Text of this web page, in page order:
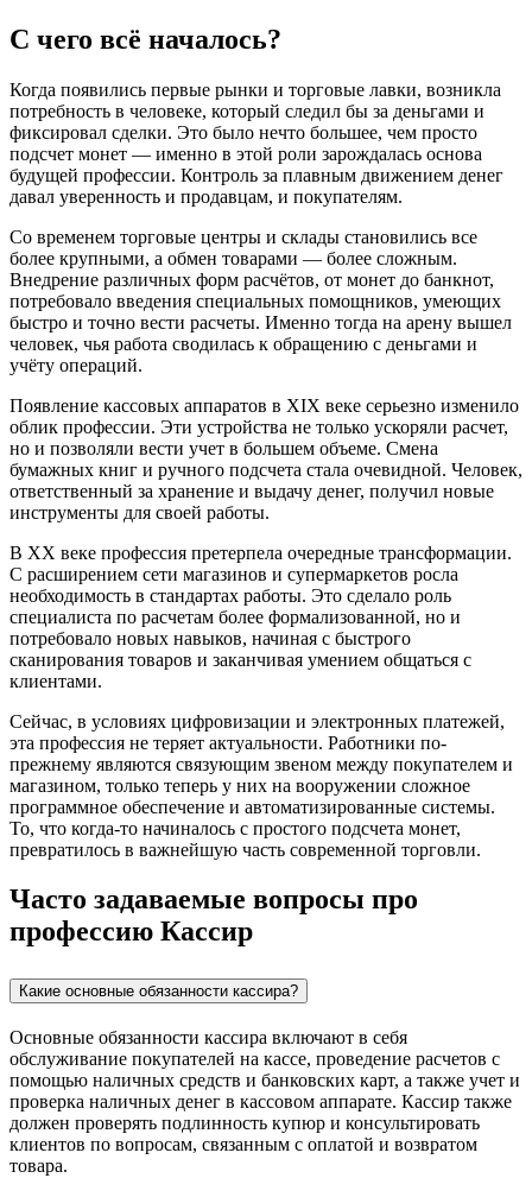
С чего всё началось?
Когда появились первые рынки и торговые лавки, возникла
потребность в человеке, который следил бы за деньгами и
фиксировал сделки. Это было нечто большее, чем просто
подсчет монет — именно в этой роли зарождалась основа
будущей профессии. Контроль за плавным движением денег
давал уверенность и продавцам, и покупателям.
Со временем торговые центры и склады становились все
более крупными, а обмен товарами — более сложным.
Внедрение различных форм расчётов, от монет до банкнот,
потребовало введения специальных помощников, умеющих
быстро и точно вести расчеты. Именно тогда на арену вышел
человек, чья работа сводилась к обращению с деньгами и
учёту операций.
Появление кассовых аппаратов в XIX веке серьезно изменило
облик профессии. Эти устройства не только ускоряли расчет,
но и позволяли вести учет в большем объеме. Смена
бумажных книг и ручного подсчета стала очевидной. Человек,
ответственный за хранение и выдачу денег, получил новые
инструменты для своей работы.
В ХХ веке профессия претерпела очередные трансформации.
С расширением сети магазинов и супермаркетов росла
необходимость в стандартах работы. Это сделало роль
специалиста по расчетам более формализованной, но и
потребовало новых навыков, начиная с быстрого
сканирования товаров и заканчивая умением общаться с
клиентами.
Сейчас, в условиях цифровизации и электронных платежей,
эта профессия не теряет актуальности. Работники по-
прежнему являются связующим звеном между покупателем и
магазином, только теперь у них на вооружении сложное
программное обеспечение и автоматизированные системы.
То, что когда-то начиналось с простого подсчета монет,
превратилось в важнейшую часть современной торговли.
Часто задаваемые вопросы про
профессию Кассир
Какие основные обязанности кассира?
Основные обязанности кассира включают в себя
обслуживание покупателей на кассе, проведение расчетов с
помощью наличных средств и банковских карт, а также учет и
проверка наличных денег в кассовом аппарате. Кассир также
должен проверять подлинность купюр и консультировать
клиентов по вопросам, связанным с оплатой и возвратом
товара.